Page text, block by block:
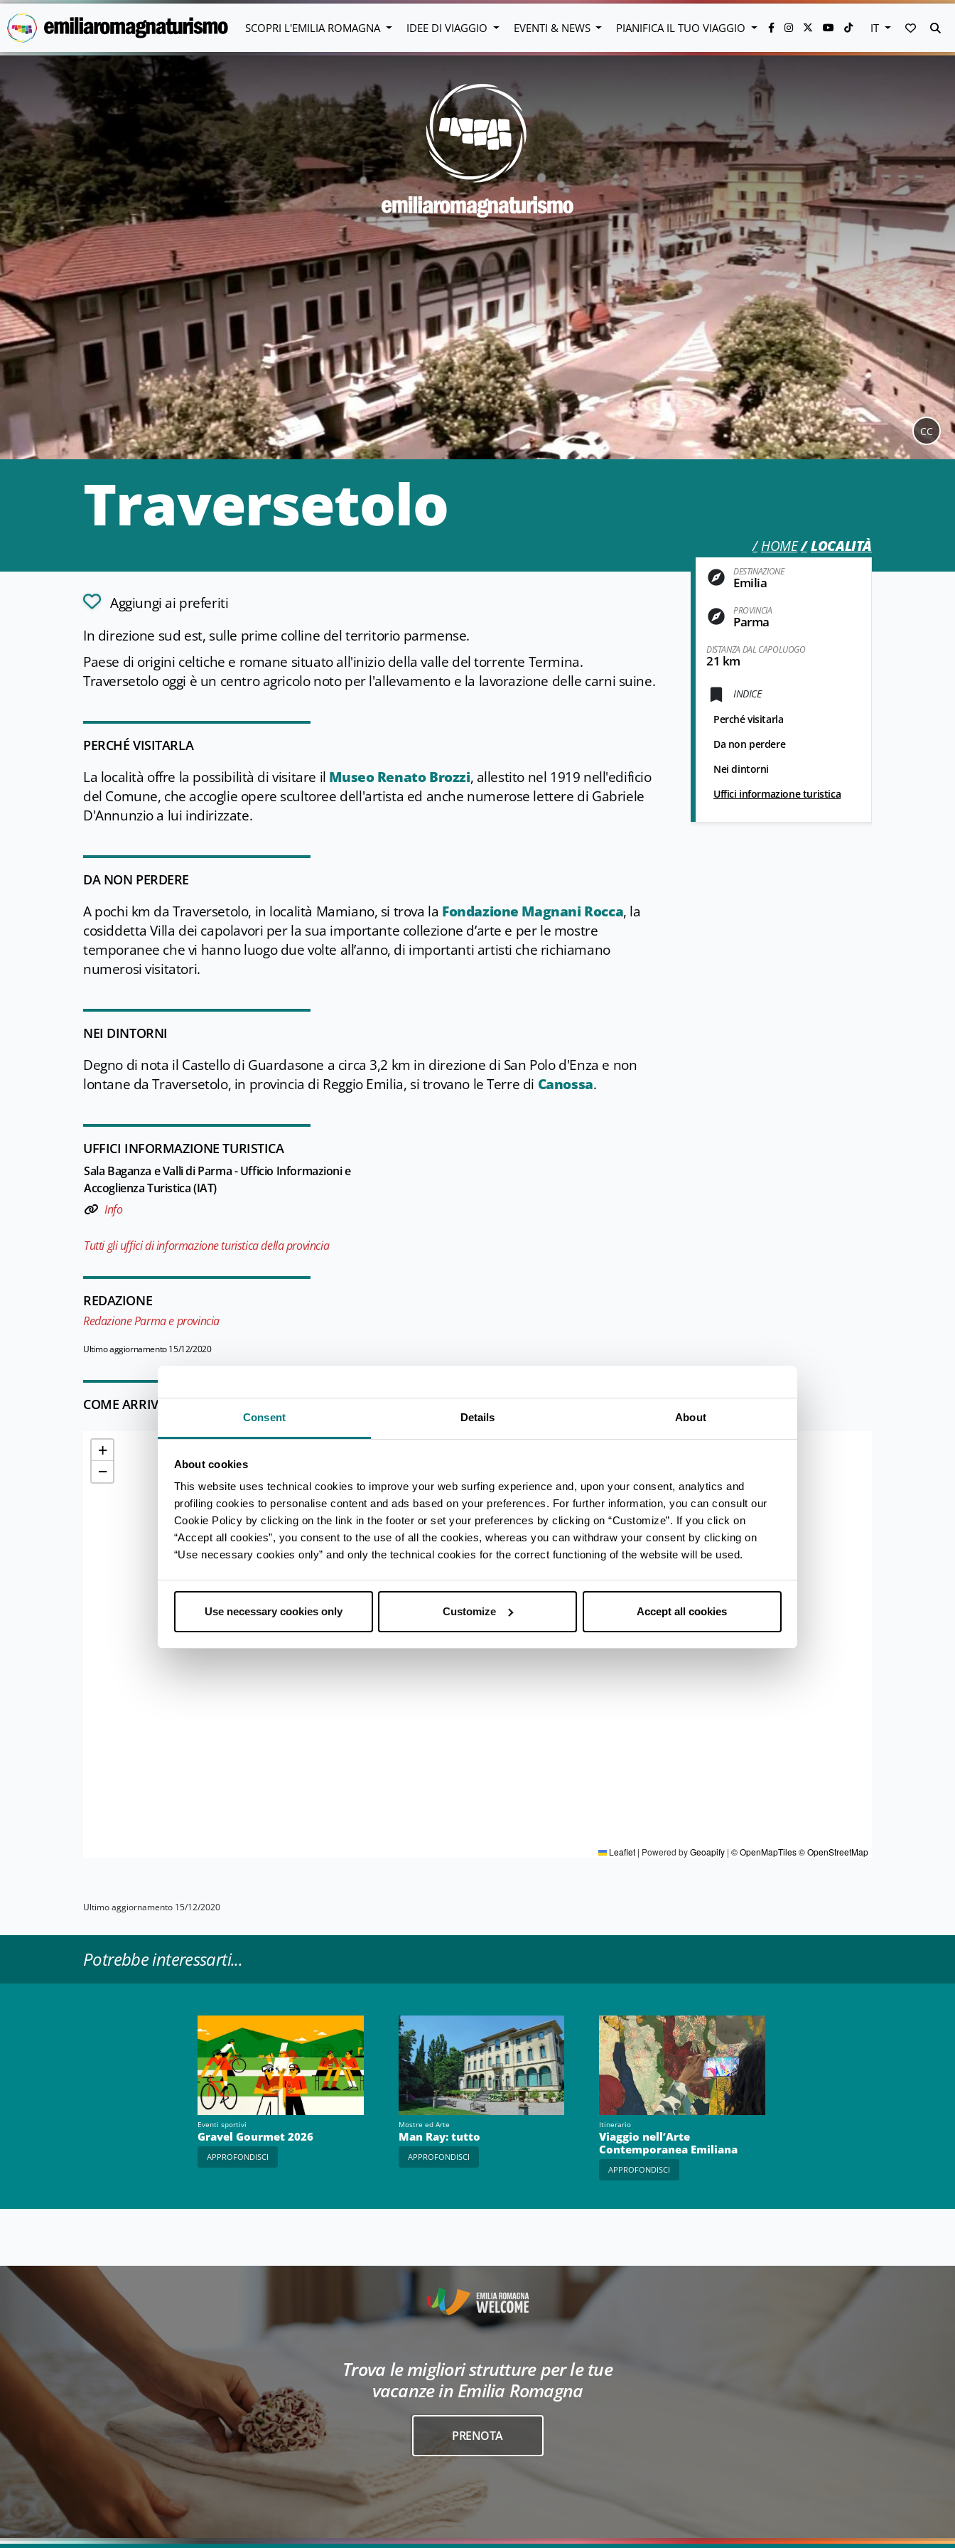
Consent Details About
About cookies
This website uses technical cookies to improve your web surfing experience and, upon your consent, analytics and
profiling cookies to personalise content and ads based on your preferences. For further information, you can consult our
Cookie Policy by clicking on the link in the footer or set your preferences by clicking on “Customize”. If you click on
“Accept all cookies”, you consent to the use of all the cookies, whereas you can withdraw your consent by clicking on
“Use necessary cookies only” and only the technical cookies for the correct functioning of the website will be used.
Use necessary cookies only Customize Accept all cookies
Vai al contenuto principale
SCOPRI L'EMILIA ROMAGNA IDEE DI VIAGGIO EVENTI & NEWS PIANIFICA IL TUO VIAGGIO IT VAI AI
Traversetolo
HOME LOCALITÀ
CC
DESTINAZIONE
Emilia
PROVINCIA
Parma
DISTANZA DAL CAPOLUOGO
21 km
INDICE
Perché visitarla
Da non perdere
Nei dintorni
Uffici informazione turistica
Aggiungi ai preferiti
In direzione sud est, sulle prime colline del territorio parmense.
Paese di origini celtiche e romane situato all'inizio della valle del torrente Termina.
Traversetolo oggi è un centro agricolo noto per l'allevamento e la lavorazione delle carni suine.
PERCHÉ VISITARLA
La località offre la possibilità di visitare il Museo Renato Brozzi, allestito nel 1919 nell'edificio
del Comune, che accoglie opere scultoree dell'artista ed anche numerose lettere di Gabriele
D'Annunzio a lui indirizzate.
DA NON PERDERE
A pochi km da Traversetolo, in località Mamiano, si trova la Fondazione Magnani Rocca, la
cosiddetta Villa dei capolavori per la sua importante collezione d’arte e per le mostre
temporanee che vi hanno luogo due volte all’anno, di importanti artisti che richiamano
numerosi visitatori.
NEI DINTORNI
Degno di nota il Castello di Guardasone a circa 3,2 km in direzione di San Polo d'Enza e non
lontane da Traversetolo, in provincia di Reggio Emilia, si trovano le Terre di Canossa.
UFFICI INFORMAZIONE TURISTICA
Sala Baganza e Valli di Parma - Ufficio Informazioni e
Accoglienza Turistica (IAT)
Info
Tutti gli uffici di informazione turistica della provincia
REDAZIONE
Redazione Parma e provincia
Ultimo aggiornamento 15/12/2020
COME ARRIVARE
+
−
Leaflet | Powered byGeoapify | © OpenMapTiles© OpenStreetMap
Ultimo aggiornamento 15/12/2020
Potrebbe interessarti...
Eventi sportivi
Gravel Gourmet 2026
APPROFONDISCI
Mostre ed Arte
Man Ray: tutto
APPROFONDISCI
Itinerario
Viaggio nell’Arte
Contemporanea Emiliana
APPROFONDISCI
Trova le migliori strutture per le tue
vacanze in Emilia Romagna
PRENOTA